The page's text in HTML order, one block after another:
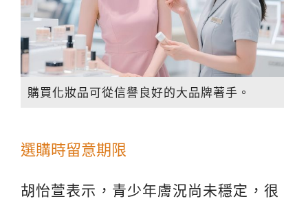
購買化妝品可從信譽良好的大品牌著手。
選購時留意期限
胡怡萱表示，青少年膚況尚未穩定，很